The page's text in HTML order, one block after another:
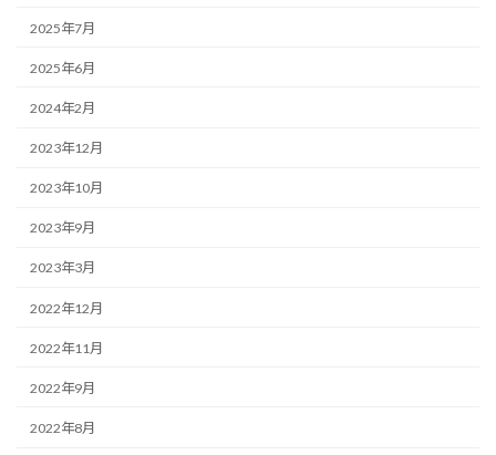
2025年7月
2025年6月
2024年2月
2023年12月
2023年10月
2023年9月
2023年3月
2022年12月
2022年11月
2022年9月
2022年8月